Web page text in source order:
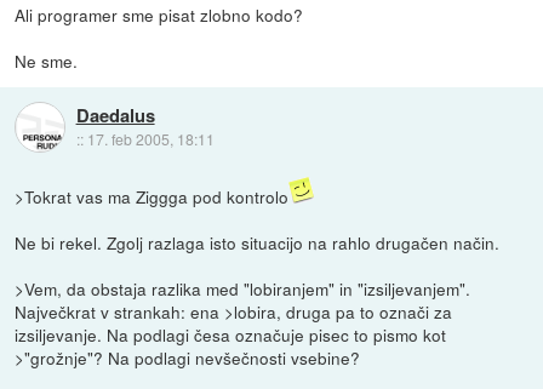
Ali programer sme pisat zlobno kodo?
Ne sme.
Daedalus
:: 17. feb 2005, 18:11
>Tokrat vas ma Ziggga pod kontrolo
Ne bi rekel. Zgolj razlaga isto situacijo na rahlo drugačen način.
>Vem, da obstaja razlika med "lobiranjem" in "izsiljevanjem".
Največkrat v strankah: ena >lobira, druga pa to označi za
izsiljevanje. Na podlagi česa označuje pisec to pismo kot
>"grožnje"? Na podlagi nevšečnosti vsebine?